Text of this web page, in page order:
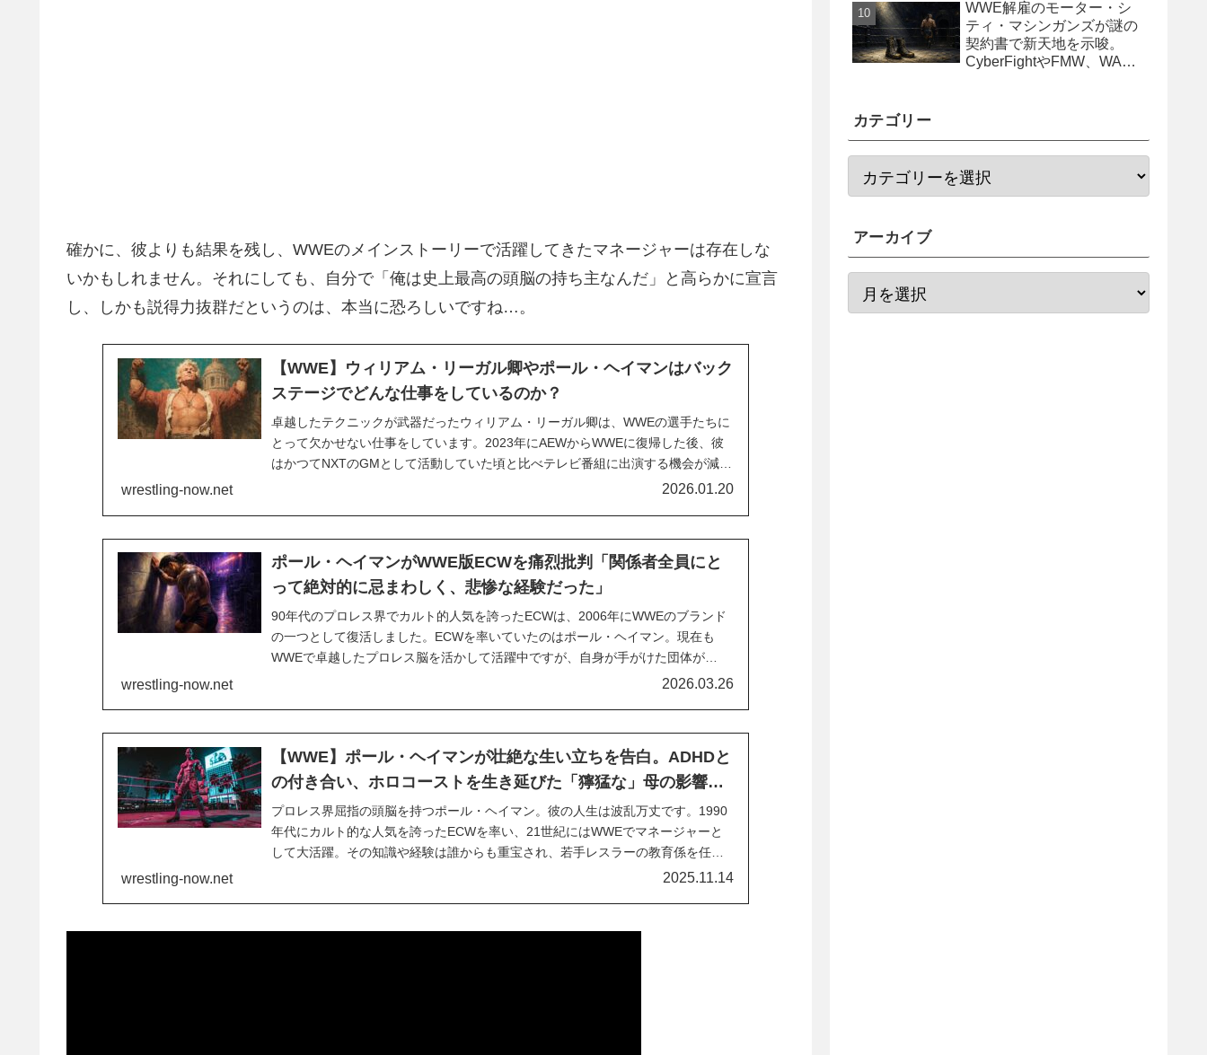
確かに、彼よりも結果を残し、WWEのメインストーリーで活躍してきたマネージャーは存在しな
いかもしれません。それにしても、自分で「俺は史上最高の頭脳の持ち主なんだ」と高らかに宣言
し、しかも説得力抜群だというのは、本当に恐ろしいですね…。
【WWE】ウィリアム・リーガル卿やポール・ヘイマンはバック
ステージでどんな仕事をしているのか？
卓越したテクニックが武器だったウィリアム・リーガル卿は、WWEの選手たちに
とって欠かせない仕事をしています。2023年にAEWからWWEに復帰した後、彼
はかつてNXTのGMとして活動していた頃と比べテレビ番組に出演する機会が減
り、バックステージでの仕事に従事しています。レスリング・オブザーバーによ
wrestling-now.net 2026.01.20
ポール・ヘイマンがWWE版ECWを痛烈批判「関係者全員にと
って絶対的に忌まわしく、悲惨な経験だった」
90年代のプロレス界でカルト的人気を誇ったECWは、2006年にWWEのブランド
の一つとして復活しました。ECWを率いていたのはポール・ヘイマン。現在も
WWEで卓越したプロレス脳を活かして活躍中ですが、自身が手がけた団体が
WWEの手によって復活したこと、そしてそれが上手くいかなかったことについ
wrestling-now.net 2026.03.26
【WWE】ポール・ヘイマンが壮絶な生い立ちを告白。ADHDと
の付き合い、ホロコーストを生き延びた「獰猛な」母の影響…
プロレス界屈指の頭脳を持つポール・ヘイマン。彼の人生は波乱万丈です。1990
年代にカルト的な人気を誇ったECWを率い、21世紀にはWWEでマネージャーと
して大活躍。その知識や経験は誰からも重宝され、若手レスラーの教育係を任さ
れるなど非常に信頼されています。しかし、現在の地位を築くまでの歩みは大変
wrestling-now.net 2025.11.14
WWE解雇のモーター・シ
ティ・マシンガンズが謎の
契約書で新天地を示唆。
CyberFightやFMW、WAR
カテゴリー
アーカイブ